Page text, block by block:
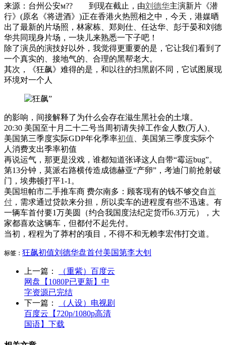
来源：台州公安м?? 到现在截止，由刘德华主演新片《潜
行》(原名《将进酒》)正在香港火热照相之中，今天，港媒晒
出了最新的片场照，林家栋、郑则仕、任达华、彭于晏和刘德
华共同现身片场，一块儿来熟悉一下子吧！
除了演员的演技好以外，我觉得更重要的是，它让我们看到了
一个真实的、接地气的、合理的黑帮老大。
其次，《狂飙》难得的是，和以往的扫黑剧不同，它试图展现
环境对一个人
的影响，间接解释了为什么会存在滋生黑社会的土壤。
20:30 美国至十月二十二号当周初请失掉工作金人数(万人)、
美国第三季度实际GDP年化季率初值 、美国第三季度实际个
人消费支出季率初值
再说运气，那更是没戏，谁都知道张译这人自带“霉运bug”。
第13分钟，莫派右路横传造成德赫亚“产卵”，考迪门前抢射破
门，埃弗顿打平1-1。
美国坦帕市二手推车商 费尔南多：顾客现有的钱不够交自首
付 ，需求通过贷款来分担，所以卖车的进程度有些不迅速。有
一辆车首付要1万美圆（约合我国度法纪定货币6.3万元），大
家都喜欢这辆车，但都付不起先付。
当初，程程为了莽村的项目，不得不和无赖李宏伟打交道。
标签： 狂飙初值刘德华盘首付美国第李大钊
上一篇：
（重紫）百度云
网盘【1080P已更新】中
字资源已完结
下一篇：
（人设）电视剧
百度云【720p/1080p高清
国语】下载